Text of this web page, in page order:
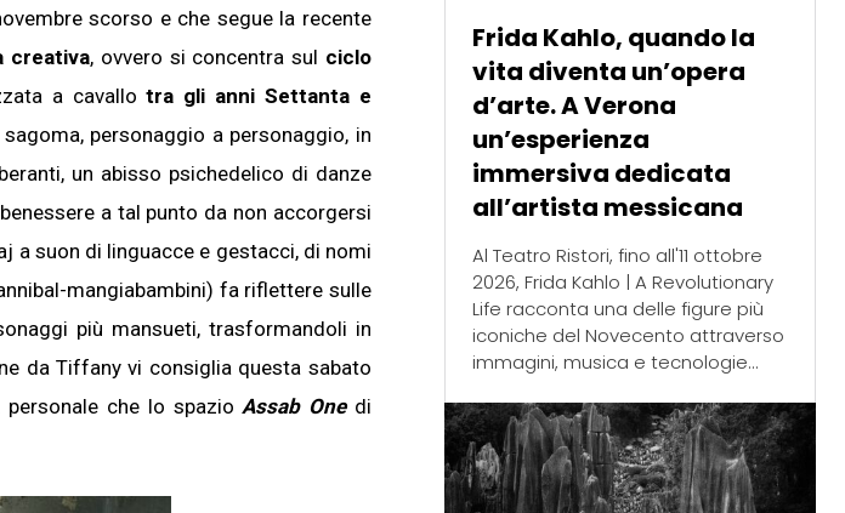
scorso e che segue la recente
creativa, ovvero si concentra sul ciclo
a cavallotra gli anni Settanta e
personaggio a personaggio, in
un abisso psichedelico di danze
a tal punto da non accorgersi
a suon di linguacce e gestacci, di nomi
mangiabambini) fa riflettere sulle
più mansueti, trasformandoli in
da Tiffany vi consiglia questa sabato
personale che lo spazioAssab Onedi
Frida Kahlo, quando la
vita diventa un’opera
d’arte. A Verona
un’esperienza
immersiva dedicata
all’artista messicana
Al Teatro Ristori, fino all'11 ottobre
2026, Frida Kahlo | A Revolutionary
Life racconta una delle figure più
iconiche del Novecento attraverso
immagini, musica e tecnologie...